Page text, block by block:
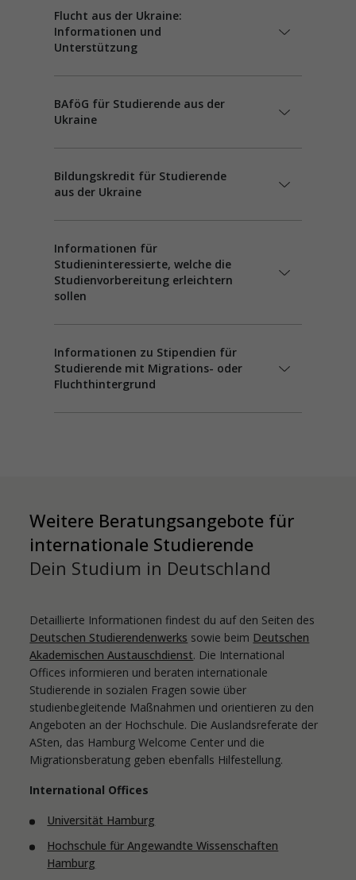
Flucht aus der Ukraine:
Informationen und
Unterstützung
BAföG für Studierende aus der
Ukraine
Bildungskredit für Studierende
aus der Ukraine
Informationen für
Studieninteressierte, welche die
Studienvorbereitung erleichtern
sollen
Informationen zu Stipendien für
Studierende mit Migrations- oder
Fluchthintergrund
Weitere Beratungsangebote für
internationale Studierende
Dein Studium in Deutschland
Detaillierte Informationen findest du auf den Seiten des
Deutschen Studierendenwerks sowie beim Deutschen
Akademischen Austauschdienst. Die International
Offices informieren und beraten internationale
Studierende in sozialen Fragen sowie über
studienbegleitende Maßnahmen und orientieren zu den
Angeboten an der Hochschule. Die Auslandsreferate der
ASten, das Hamburg Welcome Center und die
Migrationsberatung geben ebenfalls Hilfestellung.
International Offices
Universität Hamburg
Hochschule für Angewandte Wissenschaften
Hamburg